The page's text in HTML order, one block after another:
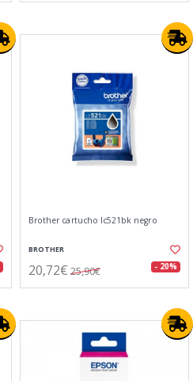
Brother cartucho lc521bk negro
BROTHER
20,72€ 25,90€ - 20%